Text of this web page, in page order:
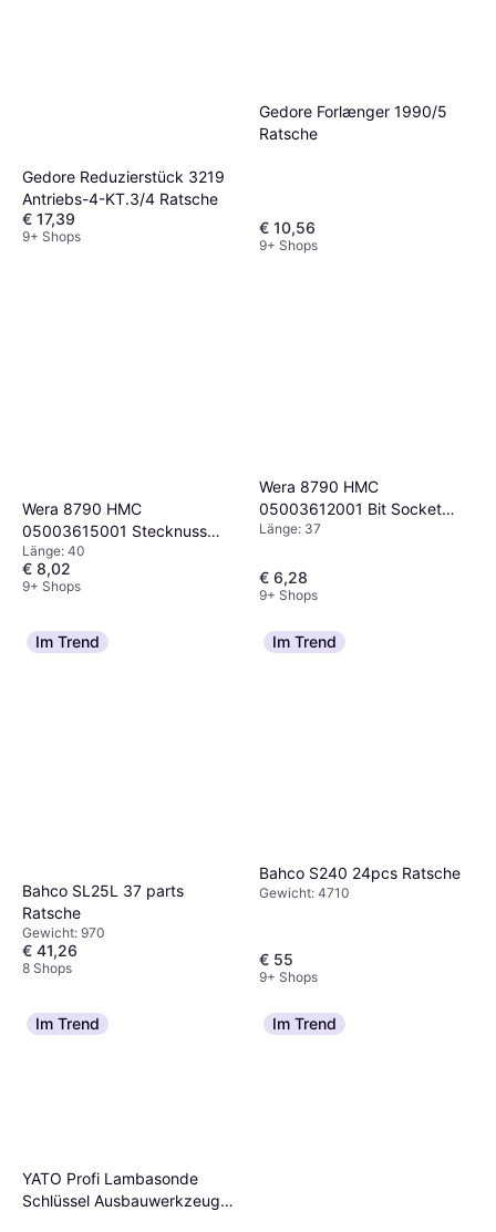
Gedore Reduzierstück 3219
Antriebs-4-KT.3/4 Ratsche
€ 17,39
9+ Shops
Gedore Forlænger 1990/5
Ratsche
€ 10,56
9+ Shops
Wera 8790 HMC
05003615001 Stecknuss
Ratsche
Länge: 40
€ 8,02
9+ Shops
Wera 8790 HMC
05003612001 Bit Socket
Ratsche
Länge: 37
€ 6,28
9+ Shops
Im Trend
Bahco SL25L 37 parts
Ratsche
Gewicht: 970
€ 41,26
8 Shops
Im Trend
Bahco S240 24pcs Ratsche
Gewicht: 4710
€ 55
9+ Shops
Im Trend
YATO Profi Lambasonde
Schlüssel Ausbauwerkzeug
Im Trend